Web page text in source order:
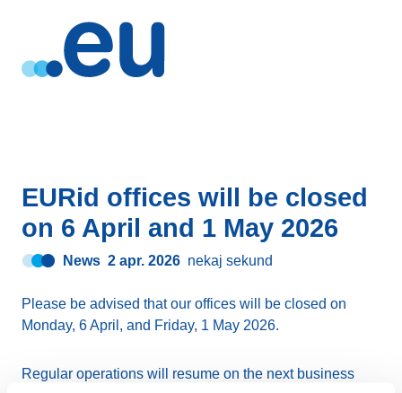
EURid offices will be closed
on 6 April and 1 May 2026
News 2 apr. 2026 nekaj sekund
Please be advised that our offices will be closed on
Monday, 6 April, and Friday, 1 May 2026.
Regular operations will resume on the next business